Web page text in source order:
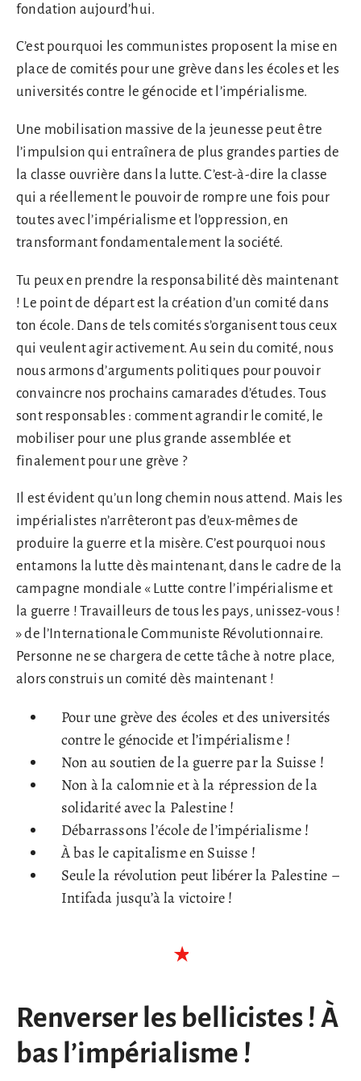
fondation aujourd’hui.
C’est pourquoi les communistes proposent la mise en
place de comités pour une grève dans les écoles et les
universités contre le génocide et l’impérialisme.
Une mobilisation massive de la jeunesse peut être
l’impulsion qui entraînera de plus grandes parties de
la classe ouvrière dans la lutte. C’est-à-dire la classe
qui a réellement le pouvoir de rompre une fois pour
toutes avec l’impérialisme et l’oppression, en
transformant fondamentalement la société.
Tu peux en prendre la responsabilité dès maintenant
! Le point de départ est la création d’un comité dans
ton école. Dans de tels comités s’organisent tous ceux
qui veulent agir activement. Au sein du comité, nous
nous armons d’arguments politiques pour pouvoir
convaincre nos prochains camarades d’études. Tous
sont responsables : comment agrandir le comité, le
mobiliser pour une plus grande assemblée et
finalement pour une grève ?
Il est évident qu’un long chemin nous attend. Mais les
impérialistes n’arrêteront pas d’eux-mêmes de
produire la guerre et la misère. C’est pourquoi nous
entamons la lutte dès maintenant, dans le cadre de la
campagne mondiale « Lutte contre l’impérialisme et
la guerre ! Travailleurs de tous les pays, unissez-vous !
» de l’Internationale Communiste Révolutionnaire.
Personne ne se chargera de cette tâche à notre place,
alors construis un comité dès maintenant !
Pour une grève des écoles et des universités
contre le génocide et l’impérialisme !
Non au soutien de la guerre par la Suisse !
Non à la calomnie et à la répression de la
solidarité avec la Palestine !
Débarrassons l’école de l’impérialisme !
À bas le capitalisme en Suisse !
Seule la révolution peut libérer la Palestine –
Intifada jusqu’à la victoire !
Renverser les bellicistes ! À
bas l’impérialisme !